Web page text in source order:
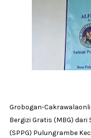
Grobogan-
Bergizi Gratis (MBG)
(SPPG) Pulungrambe